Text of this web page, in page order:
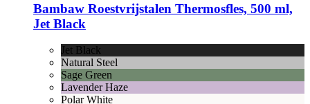
Bambaw Roestvrijstalen Thermosfles, 500 ml,
Jet Black
Jet Black
Natural Steel
Sage Green
Lavender Haze
Polar White